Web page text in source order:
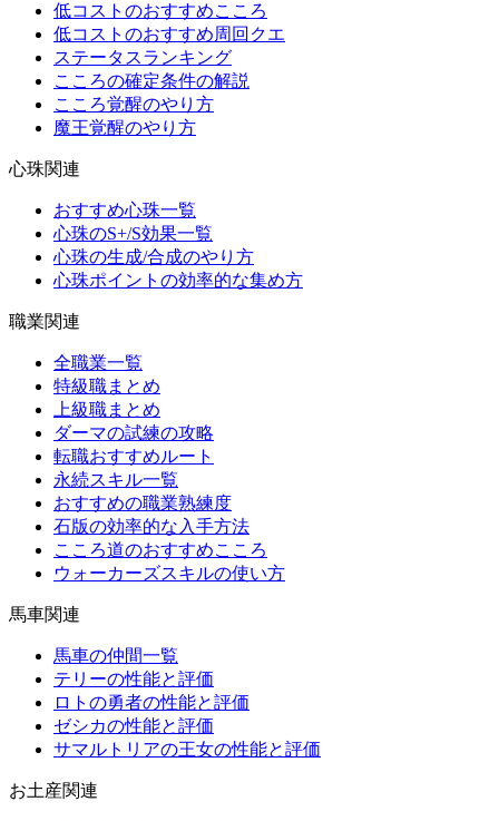
低コストのおすすめこころ
低コストのおすすめ周回クエ
ステータスランキング
こころの確定条件の解説
こころ覚醒のやり方
魔王覚醒のやり方
心珠関連
おすすめ心珠一覧
心珠のS+/S効果一覧
心珠の生成/合成のやり方
心珠ポイントの効率的な集め方
職業関連
全職業一覧
特級職まとめ
上級職まとめ
ダーマの試練の攻略
転職おすすめルート
永続スキル一覧
おすすめの職業熟練度
石版の効率的な入手方法
こころ道のおすすめこころ
ウォーカーズスキルの使い方
馬車関連
馬車の仲間一覧
テリーの性能と評価
ロトの勇者の性能と評価
ゼシカの性能と評価
サマルトリアの王女の性能と評価
お土産関連